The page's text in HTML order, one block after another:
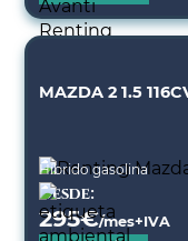
MAZDA 2 1.5
Híbrido gasolina
Desde:
295€/mes+IVA